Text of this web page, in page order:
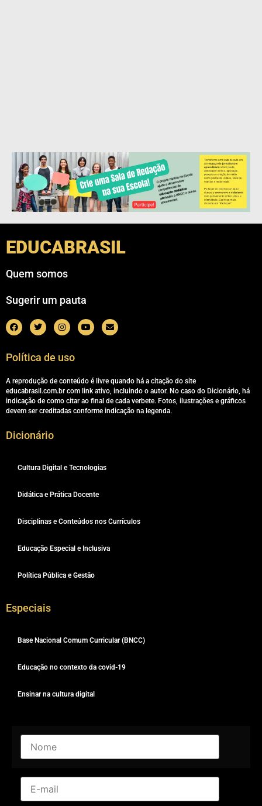
EDUCABRASIL
Quem somos
Sugerir um pauta
Política de uso
A reprodução de conteúdo é livre quando há a citação do site
educabrasil.com.br com link ativo, incluindo o autor. No caso do Dicionário, há
indicação de como citar ao final de cada verbete. Fotos, ilustrações e gráficos
devem ser creditadas conforme indicação na legenda.
Dicionário
Cultura Digital e Tecnologias
Didática e Prática Docente
Disciplinas e Conteúdos nos Currículos
Educação Especial e Inclusiva
Política Pública e Gestão
Especiais
Base Nacional Comum Curricular (BNCC)
Educação no contexto da covid-19
Ensinar na cultura digital